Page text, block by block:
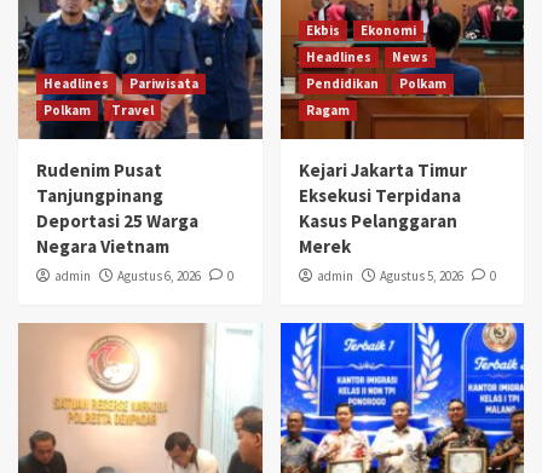
Headlines
Pariwisata
Polkam
Travel
Rudenim Pusat
Tanjungpinang
Deportasi 25 Warga
Negara Vietnam
admin Agustus 6, 2026 0
Ekbis
Ekonomi
Headlines
News
Pendidikan
Polkam
Ragam
Kejari Jakarta Timur
Eksekusi Terpidana
Kasus Pelanggaran
Merek
admin Agustus 5, 2026 0